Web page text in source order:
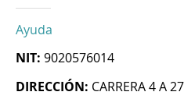
Ayuda
NIT: 9020576014
DIRECCIÓN: CARRERA 4 A